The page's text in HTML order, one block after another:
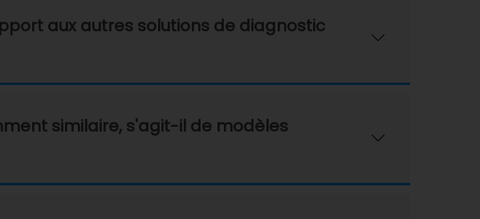
aux autres solutions de diagnostic
similaire, s'agit-il de modèles